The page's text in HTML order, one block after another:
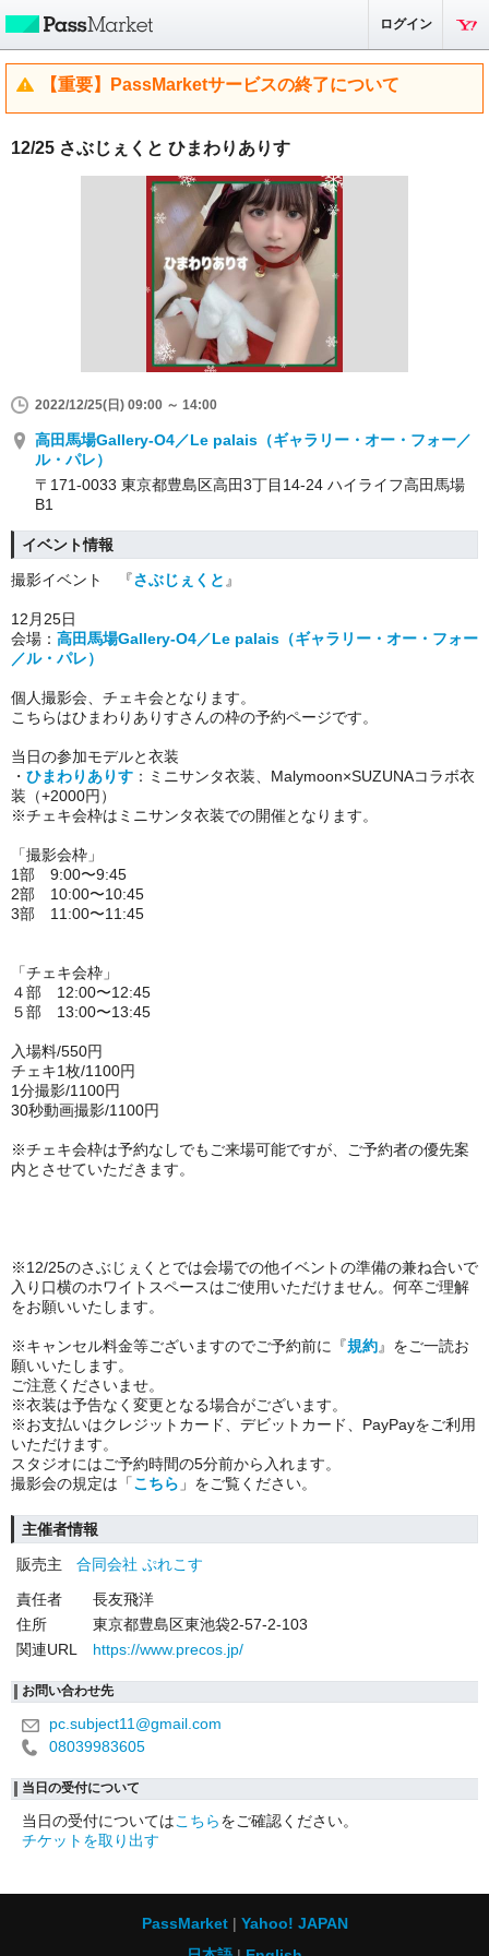
ログイン
【重要】PassMarketサービスの終了について
12/25 さぶじぇくと ひまわりありす
2022/12/25(日) 09:00 ～ 14:00
高田馬場Gallery-O4／Le palais（ギャラリー・オー・フォー／
ル・パレ）
〒171-0033 東京都豊島区高田3丁目14-24 ハイライフ高田馬場
B1
イベント情報
撮影イベント 『さぶじぇくと 』
12月25日
会場： 高田馬場Gallery-O4／Le palais（ギャラリー・オー・フォー
／ル・パレ）
個人撮影会、チェキ会となります。
こちらはひまわりありすさんの枠の予約ページです。
当日の参加モデルと衣装
・ ひまわりありす ：ミニサンタ衣装、Malymoon×SUZUNAコラボ衣
装（+2000円）
※チェキ会枠はミニサンタ衣装での開催となります。
「撮影会枠」
1部 9:00〜9:45
2部 10:00〜10:45
3部 11:00〜11:45
「チェキ会枠」
４部 12:00〜12:45
５部 13:00〜13:45
入場料/550円
チェキ1枚/1100円
1分撮影/1100円
30秒動画撮影/1100円
※チェキ会枠は予約なしでもご来場可能ですが、ご予約者の優先案
内とさせていただきます。
※12/25のさぶじぇくとでは会場での他イベントの準備の兼ね合いで
入り口横のホワイト スペースはご使用いただけません。何卒ご理解
をお願いいたします。
※キャンセル料金等ございますのでご予約前に『規約』をご一読お
願いいたします。
ご注意くださいませ。
※衣装は予告なく変更となる場合がございます。
※お支払いはクレジットカード、デビットカード、PayPayをご利用
いただけます。
スタジオにはご予約時間の5分前から入れます。
撮影会の規定は「こちら 」をご覧ください。
主催者情報
販売主
合同会社 ぷれこす
責任者
長友飛洋
住所
東京都豊島区東池袋2-57-2-103
関連URL
https://www.precos.jp/
お問い合わせ先
pc.subject11@gmail.com
08039983605
当日の受付について
当日の受付についてはこちらをご確認ください。
チケットを取り出す
PassMarket
Yahoo! JAPAN